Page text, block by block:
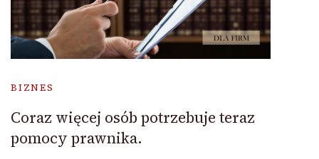
BIZNES
Coraz więcej osób potrzebuje teraz
pomocy prawnika.